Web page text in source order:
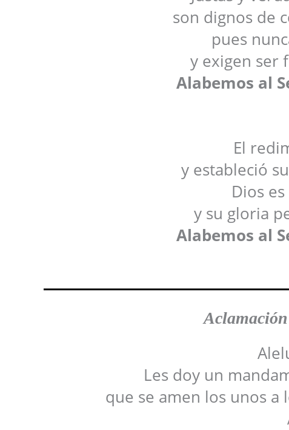
son dignos de
pues
y exigen ser
Alabemos al
El
y estableció
Dios
y su gloria
Alabemos al
Les doy un
que se amen los unos a